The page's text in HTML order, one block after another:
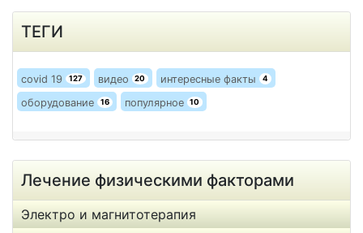
ТЕГИ
covid 19 127 видео 20 интересные факты 4
оборудование 16 популярное 10
Лечение физическими факторами
Электро и магнитотерапия